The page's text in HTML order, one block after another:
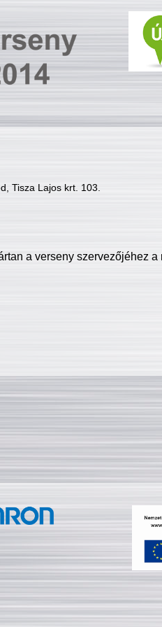
Tisza Lajos krt. 103.
a verseny szervezőjéhez